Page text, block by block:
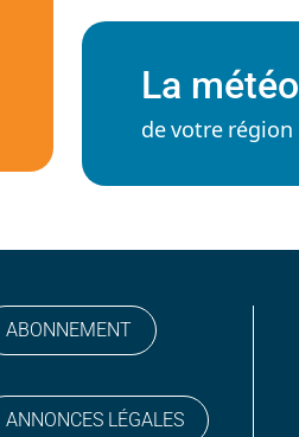
La météo
de votre région
ABONNEMENT
ANNONCES LÉGALES